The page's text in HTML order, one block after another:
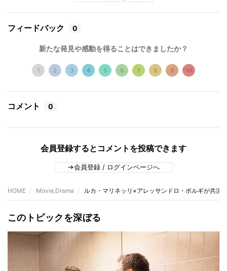
フィードバック 0
新たな発見や感動を得ることはできましたか？
1 2 3 4 5 6 7 8 9 10
コメント 0
会員登録するとコメントを投稿できます
会員登録 / ログインページへ
HOME Movie,Drama ルカ・マリネッリ×アレッサンドロ・ボルギが共演
このトピックを深ぼる